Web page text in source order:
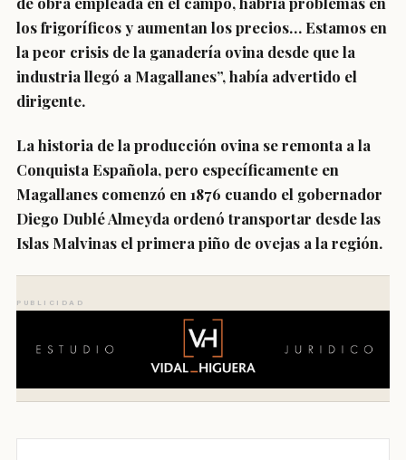
los frigoríficos y aumentan los precios… Estamos en
la peor crisis de la ganadería ovina desde que la
industria llegó a Magallanes”, había advertido el
dirigente.
La historia de la producción ovina se remonta a la
Conquista Española, pero específicamente en
Magallanes comenzó en 1876 cuando el gobernador
Diego Dublé Almeyda ordenó transportar desde las
Islas Malvinas el primera piño de ovejas a la región.
PUBLICIDAD